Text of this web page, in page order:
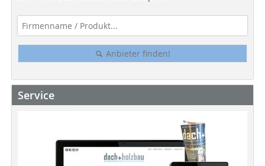
Anbieter finden!
Service